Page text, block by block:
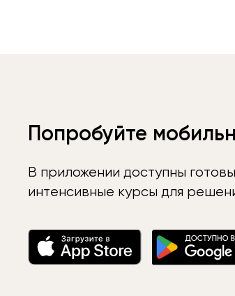
Попробуйте
В приложении доступны
интенсивные курсы для